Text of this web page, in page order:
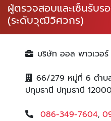
ผู้ตรวจสอบและเซ็นรับร
(ระดับวุฒิวิศวกร)
บริษัท ออล พาวเวอ
66/279 หมู่ที่ 6 ตำบ
ปทุมธานี ปทุมธานี 12000
086-349-7604,